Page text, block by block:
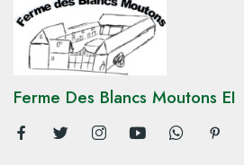
Ferme Des Blancs Moutons EI